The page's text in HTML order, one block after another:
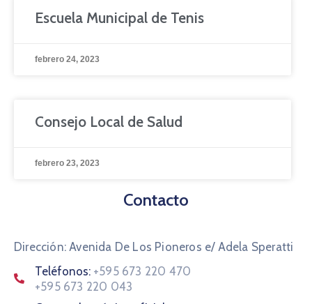
Escuela Municipal de Tenis
febrero 24, 2023
Consejo Local de Salud
febrero 23, 2023
Contacto
Dirección: Avenida De Los Pioneros e/ Adela Speratti
Teléfonos: +595 673 220 470
+595 673 220 043